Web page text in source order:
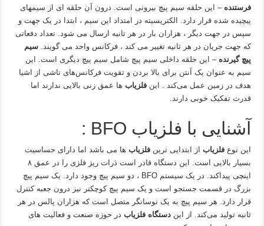
فرستنده – این حلقه سیم پیچ بیرونی است. درون آن حلقه ای از سیمهای
پیچیده شده قرار دارد. الکتریسیته در امتداد این سیم ، ابتدا در یک جهت و
سپس در جهت دیگر ، هزاران بار در هر ثانیه ارسال می شود. تعداد دفعاتی
که جهت جریان در هر ثانیه تغییر می کند ، فرکانس واحد می گویند.سیم
پیچ گیرنده – این حلقه داخلی سیم پیچ شامل سیم پیچ دیگری است. این
سیم به عنوان یک آنتن برای بالا بردن و تقویت فرکانس‌های ناشی از اشیا
هدف در زمین عمل می‌کند . اینفلزیاب ها عمق زنی بالایی ندارند اما
قدرت تفکیک خوبی دارند.
آشنایی با فلزیاب BFO :
این نوعفلزیاب از ابتدایی ترینفلزیاب ها می باشد اما دارای حساسیت
بسیار بالایی است. این دستگاه قادر است ذرات ریز فلزی را در عمق ۸
اینچی پیداکند. در یک سیستم BFO ، دو سیم پیچ وجود دارد. یک سیم پیچ
بزرگ در قسمت جستجو است و یک سیم پیچ کوچکتر نیز درون جعبه کنترل
قرار دارد. هر سیم‌ پیچ به یک نوسانگر متصل است که هزاران پالس در هر
ثانیه تولید می‌کند. از ایندستگاه فلزیاب در حوزه صنعت و فعالیت های